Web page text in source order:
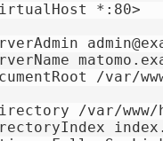
*:80>
/var/
/var/www/